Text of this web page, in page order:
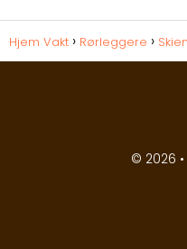
Hjem Vakt Rørleggere Skien
© 2026 •